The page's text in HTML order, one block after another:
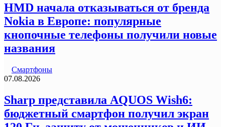
HMD начала отказываться от бренда
Nokia в Европе: популярные
кнопочные телефоны получили новые
названия
Смартфоны
07.08.2026
Sharp представила AQUOS Wish6:
бюджетный смартфон получил экран